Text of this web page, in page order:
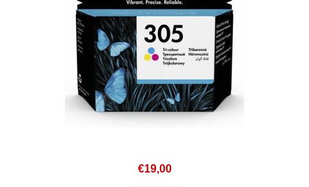
€19,00